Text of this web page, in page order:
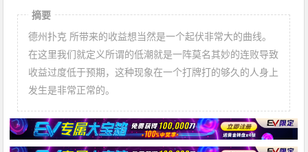
摘要
德州扑克 所带来的收益想当然是一个起伏非常大的曲线。
在这里我们就定义所谓的低潮就是一阵莫名其妙的连败导致
收益过度低于预期，这种现象在一个打牌打的够久的人身上
发生是非常正常的。